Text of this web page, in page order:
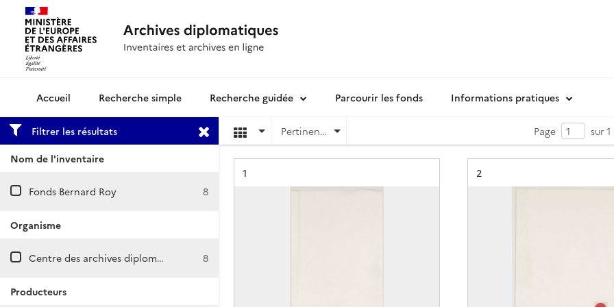
Archives diplomatiquesRecherche simple Recherche guidée Parcourir les fonds Informations pratiques
Filtrer les résultats
Nom de l'inventaire
Fonds Bernard Roy 8
Organisme
Centre des archives diplomatiques de Nantes 8
Producteurs
Pertinence Page sur 1
Résultat n°
1 Résultat n°
2